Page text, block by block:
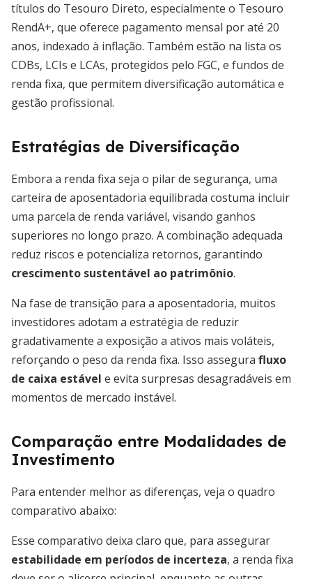
títulos do Tesouro Direto, especialmente o Tesouro
RendA+, que oferece pagamento mensal por até 20
anos, indexado à inflação. Também estão na lista os
CDBs, LCIs e LCAs, protegidos pelo FGC, e fundos de
renda fixa, que permitem diversificação automática e
gestão profissional.
Estratégias de Diversificação
Embora a renda fixa seja o pilar de segurança, uma
carteira de aposentadoria equilibrada costuma incluir
uma parcela de renda variável, visando ganhos
superiores no longo prazo. A combinação adequada
reduz riscos e potencializa retornos, garantindo
crescimento sustentável ao patrimônio.
Na fase de transição para a aposentadoria, muitos
investidores adotam a estratégia de reduzir
gradativamente a exposição a ativos mais voláteis,
reforçando o peso da renda fixa. Isso assegura fluxo
de caixa estável e evita surpresas desagradáveis em
momentos de mercado instável.
Comparação entre Modalidades de
Investimento
Para entender melhor as diferenças, veja o quadro
comparativo abaixo:
Esse comparativo deixa claro que, para assegurar
estabilidade em períodos de incerteza, a renda fixa